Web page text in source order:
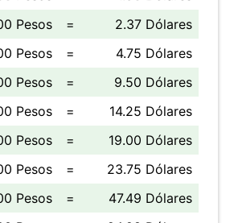
Pesos
=
2.37 Dólares
Pesos
=
4.75 Dólares
Pesos
=
9.50 Dólares
Pesos
=
14.25 Dólares
Pesos
=
19.00 Dólares
Pesos
=
23.75 Dólares
Pesos
=
47.49 Dólares